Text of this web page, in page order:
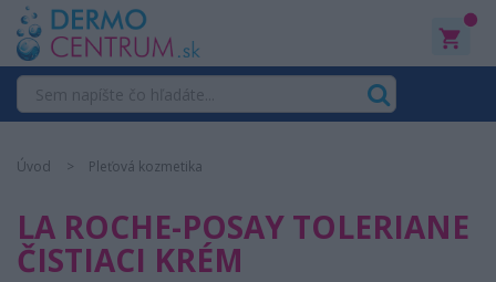
Úvod Pleťová kozmetika
LA ROCHE-POSAY TOLERIANE
ČISTIACI KRÉM